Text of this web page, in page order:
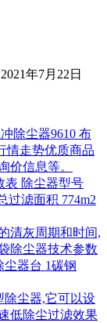
2021年7月22日
除尘器9610 布
情走势优质商品
价信息等。
表 除尘器型号
过滤面积 774m2
清灰周期和时间,
除尘器技术参数
尘器台 1碳钢
除尘器,它可以设
低除尘过滤效果